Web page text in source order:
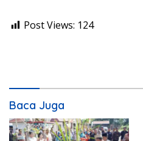
Post Views: 124
Baca Juga